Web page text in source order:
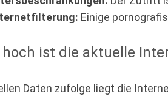
Einige
hoch ist die aktuelle
Daten zufolge liegt die